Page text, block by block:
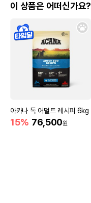
이 상품은 어떠신가요?
아카나 독 어덜트 레시피 6kg
15% 76,500원